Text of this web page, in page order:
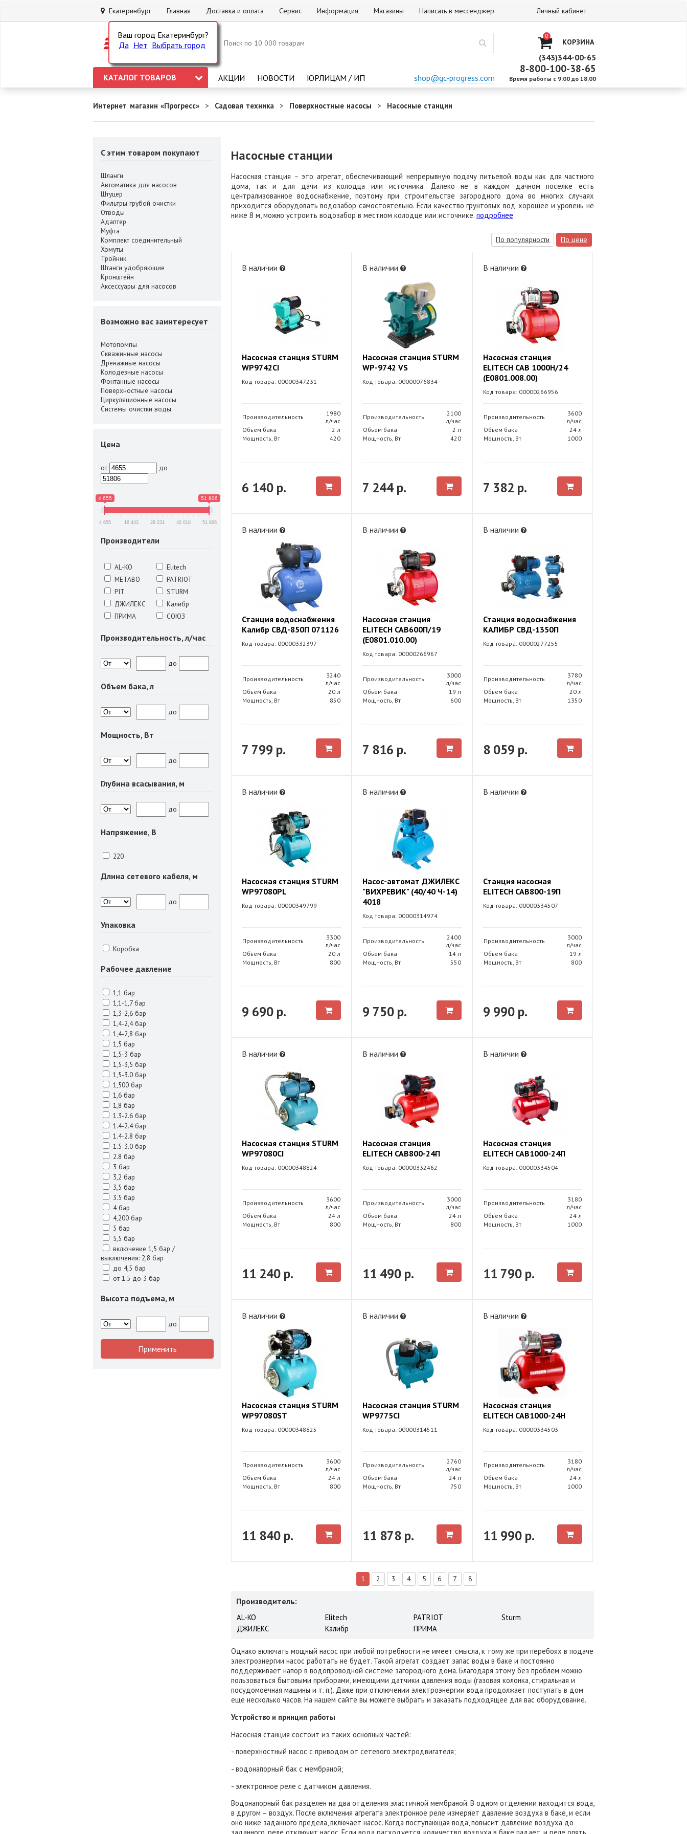
Екатеринбург Главная Доставка и оплата Сервис Информация Магазины Написать в мессенджер Личный кабинет
Ваш город Екатеринбург?
Да Нет Выбрать город
0
КОРЗИНА
КАТАЛОГ ТОВАРОВ АКЦИИ НОВОСТИ ЮРЛИЦАМ / ИП shop@gc-progress.com
(343)344-00-65
8-800-100-38-65
Время работы с 9:00 до 18:00
Интернет магазин «Прогресс» Садовая техника Поверхностные насосы Насосные станции
C этим товаром покупают
Шланги
Автоматика для насосов
Штуцер
Фильтры грубой очистки
Отводы
Адаптер
Муфта
Комплект соединительный
Хомуты
Тройник
Штанги удобряющие
Кронштейн
Аксессуары для насосов
Возможно вас заинтересует
Мотопомпы
Скважинные насосы
Дренажные насосы
Колодезные насосы
Фонтанные насосы
Поверхностные насосы
Циркуляционные насосы
Системы очистки воды
Цена
от до
4 655 51 806
4 655 16 443 28 231 40 018 51 806
Производители
AL-KO
Elitech
METABO
PATRIOT
PIT
STURM
ДЖИЛЕКС
Калибр
ПРИМА
СОЮЗ
Производительность, л/час
до
Объем бака, л
до
Мощность, Вт
до
Глубина всасывания, м
до
Напряжение, В
220
Длина сетевого кабеля, м
до
Упаковка
Коробка
Рабочее давление
1,1 бар
1,1-1,7 бар
1,3-2,6 бар
1,4-2,4 бар
1,4-2,8 бар
1,5 бар
1,5-3 бар
1,5-3,5 бар
1,5-3.0 бар
1,500 бар
1,6 бар
1,8 бар
1.3-2.6 бар
1.4-2.4 бар
1.4-2.8 бар
1.5-3.0 бар
2.8 бар
3 бар
3,2 бар
3,5 бар
3.5 бар
4 бар
4,200 бар
5 бар
5,5 бар
включение 1,5 бар /
выключения: 2,8 бар
до 4,5 бар
от 1.5 до 3 бар
Высота подъема, м
до
Применить
Насосные станции
Насосная станция – это агрегат, обеспечивающий непрерывную подачу питьевой воды как для частного
дома, так и для дачи из колодца или источника. Далеко не в каждом дачном поселке есть
централизованное водоснабжение, поэтому при строительстве загородного дома во многих случаях
приходится оборудовать водозабор самостоятельно. Если качество грунтовых вод хорошее и уровень не
ниже 8 м, можно устроить водозабор в местном колодце или источнике. подробнее
По популярности По цене
В наличии
Насосная станция STURM
WP9742CI
Код товара: 00000347231
Производительность
1980
л/час
Объем бака
2 л
Мощность, Вт
420
6 140 р.
В наличии
Насосная станция STURM
WP-9742 VS
Код товара: 00000076834
Производительность
2100
л/час
Объем бака
2 л
Мощность, Вт
420
7 244 р.
В наличии
Насосная станция
ELITECH САВ 1000Н/24
(E0801.008.00)
Код товара: 00000266956
Производительность
3600
л/час
Объем бака
24 л
Мощность, Вт
1000
7 382 р.
В наличии
Станция водоснабжения
Калибр СВД-850П 071126
Код товара: 00000332397
Производительность
3240
л/час
Объем бака
20 л
Мощность, Вт
850
7 799 р.
В наличии
Насосная станция
ELITECH САВ600П/19
(E0801.010.00)
Код товара: 00000266967
Производительность
3000
л/час
Объем бака
19 л
Мощность, Вт
600
7 816 р.
В наличии
Станция водоснабжения
КАЛИБР СВД-1350П
Код товара: 00000277255
Производительность
3780
л/час
Объем бака
20 л
Мощность, Вт
1350
8 059 р.
В наличии
Насосная станция STURM
WP97080PL
Код товара: 00000349799
Производительность
3300
л/час
Объем бака
20 л
Мощность, Вт
800
9 690 р.
В наличии
Насос-автомат ДЖИЛЕКС
"ВИХРЕВИК" (40/40 Ч-14)
4018
Код товара: 00000314974
Производительность
2400
л/час
Объем бака
14 л
Мощность, Вт
550
9 750 р.
В наличии
Станция насосная
ELITECH САВ800-19П
Код товара: 00000334507
Производительность
3000
л/час
Объем бака
19 л
Мощность, Вт
800
9 990 р.
В наличии
Насосная станция STURM
WP97080CI
Код товара: 00000348824
Производительность
3600
л/час
Объем бака
24 л
Мощность, Вт
800
11 240 р.
В наличии
Насосная станция
ELITECH САВ800-24П
Код товара: 00000332462
Производительность
3000
л/час
Объем бака
24 л
Мощность, Вт
800
11 490 р.
В наличии
Насосная станция
ELITECH САВ1000-24П
Код товара: 00000334504
Производительность
3180
л/час
Объем бака
24 л
Мощность, Вт
1000
11 790 р.
В наличии
Насосная станция STURM
WP97080ST
Код товара: 00000348825
Производительность
3600
л/час
Объем бака
24 л
Мощность, Вт
800
11 840 р.
В наличии
Насосная станция STURM
WP9775CI
Код товара: 00000314511
Производительность
2760
л/час
Объем бака
24 л
Мощность, Вт
750
11 878 р.
В наличии
Насосная станция
ELITECH САВ1000-24Н
Код товара: 00000334503
Производительность
3180
л/час
Объем бака
24 л
Мощность, Вт
1000
11 990 р.
1 2 3 4 5 6 7 8
Производитель:
AL-KO Elitech PATRIOT
Sturm
ДЖИЛЕКС
Калибр ПРИМА
Однако включать мощный насос при любой потребности не имеет смысла, к тому же при перебоях в подаче
электроэнергии насос работать не будет. Такой агрегат создает запас воды в баке и постоянно
поддерживает напор в водопроводной системе загородного дома. Благодаря этому без проблем можно
пользоваться бытовыми приборами, имеющими датчики давления воды (газовая колонка, стиральная и
посудомоечная машины и т. п.). Даже при отключении электроэнергии вода продолжает поступать в дом
еще несколько часов. На нашем сайте вы можете выбрать и заказать подходящее для вас оборудование.
Устройство и принцип работы
Насосная станция состоит из таких основных частей:
- поверхностный насос с приводом от сетевого электродвигателя;
- водонапорный бак с мембраной;
- электронное реле с датчиком давления.
Водонапорный бак разделен на два отделения эластичной мембраной. В одном отделении находится вода,
в другом – воздух. После включения агрегата электронное реле измеряет давление воздуха в баке, и если
оно ниже заданного предела, включает насос. Когда поступающая вода, повысит давление воздуха до